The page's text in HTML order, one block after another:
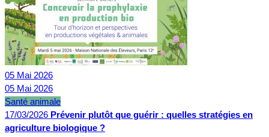
05 Mai 2026
05 Mai 2026
Santé animale
17/03/2026 Prévenir plutôt que guérir : quelles stratégies en
agriculture biologique ?